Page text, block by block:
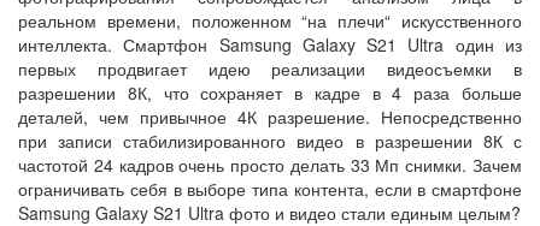
реальном времени, положенном “на плечи“ искусственного
интеллекта. Смартфон Samsung Galaxy S21 Ultra один из
первых продвигает идею реализации видеосъемки в
разрешении 8К, что сохраняет в кадре в 4 раза больше
деталей, чем привычное 4К разрешение. Непосредственно
при записи стабилизированного видео в разрешении 8К с
частотой 24 кадров очень просто делать 33 Мп снимки. Зачем
ограничивать себя в выборе типа контента, если в смартфоне
Samsung Galaxy S21 Ultra фото и видео стали единым целым?